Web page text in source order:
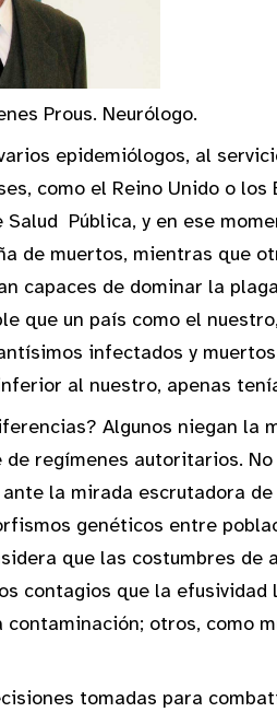
Prous. Neurólogo.
epidemiólogos, al
como el Reino Unido o
Pública, y en ese
de muertos, mientras que
capaces de dominar la
que un país como el
infectados y
al nuestro, apenas
Algunos niegan la
regímenes autoritarios.
la mirada escrutadora
genéticos entre
que las costumbres
contagios que la
otros, como
tomadas para